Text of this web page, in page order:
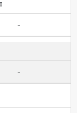
-
-